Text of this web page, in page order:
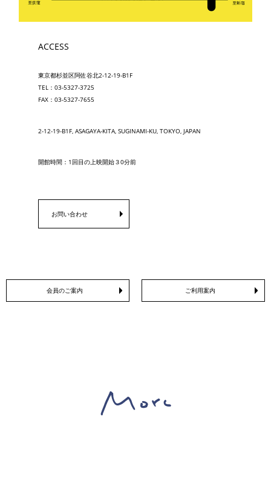
ACCESS
東京都杉並区阿佐谷北2-12-19-B1F
TEL：03-5327-3725
FAX：03-5327-7655
2-12-19-B1F, ASAGAYA-KITA, SUGINAMI-KU, TOKYO, JAPAN
開館時間：1回目の上映開始３0分前
お問い合わせ
会員のご案内 ご利用案内